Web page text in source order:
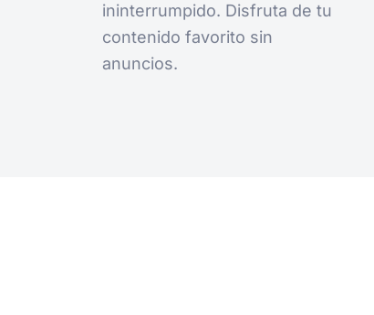
ininterrumpido. Disfruta de tu
contenido favorito sin
anuncios.